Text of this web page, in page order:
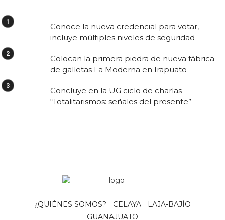
Conoce la nueva credencial para votar,
incluye múltiples niveles de seguridad
Colocan la primera piedra de nueva fábrica
de galletas La Moderna en Irapuato
Concluye en la UG ciclo de charlas
“Totalitarismos: señales del presente”
¿QUIÉNES SOMOS? CELAYA
LAJA-BAJÍO
GUANAJUATO